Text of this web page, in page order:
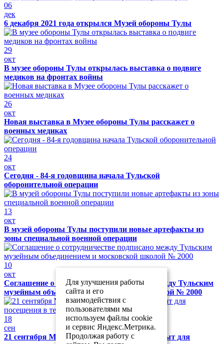
06
дек
6 декабря 2021 года открылся Музей обороны Тулы
29
окт
В музее обороны Тулы открылась выставка о подвиге
медиков на фронтах войны
26
окт
Новая выставка в Музее обороны Тулы расскажет о
военных медиках
24
окт
Сегодня - 84-я годовщина начала Тульской
оборонительной операции
13
окт
В музей обороны Тулы поступили новые артефакты из
зоны специальной военной операции
10
окт
Соглашение о сотрудничестве подписано между Тульским
музейным объединением и московской школой № 2000
18
сен
21 сентября Музей обороны Тулы будет закрыт для
Для улучшения работы
сайта и его
взаимодействия с
пользователями мы
используем файлы cookie
и сервис Яндекс.Метрика.
Продолжая работу с